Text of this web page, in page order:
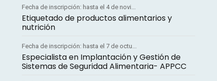
Fecha de inscripción: hasta el 4 de novi...
Etiquetado de productos alimentarios y
nutrición
Fecha de inscripción: hasta el 7 de octu...
Especialista en Implantación y Gestión de
Sistemas de Seguridad Alimentaria- APPCC